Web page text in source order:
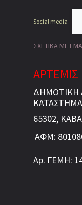
Social media
ΣΧΕΤΙΚΑ ΜΕ
ΔΗΜΟΤΙΚΗ
65302,
ΑΦΜ:
Αρ. ΓΕΜΗ: